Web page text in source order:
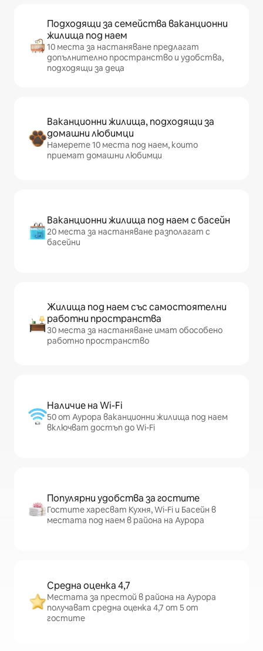
Подходящи за семейства ваканционни
жилища под наем
10 места за настаняване предлагат
допълнително пространство и удобства,
подходящи за деца
Ваканционни жилища, подходящи за
домашни любимци
Намерете 10 места под наем, които
приемат домашни любимци
Ваканционни жилища под наем с басейн
20 места за настаняване разполагат с
басейни
Жилища под наем със самостоятелни
работни пространства
30 места за настаняване имат обособено
работно пространство
Наличие на Wi-Fi
50 от Аурора ваканционни жилища под наем
включват достъп до Wi-Fi
Популярни удобства за гостите
Гостите харесват Кухня, Wi-Fi и Басейн в
местата под наем в района на Аурора
Средна оценка 4,7
Местата за престой в района на Аурора
получават средна оценка 4,7 от 5 от
гостите